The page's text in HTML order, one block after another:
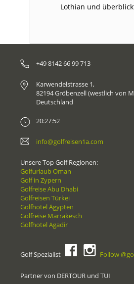
Lothian und
+49 8142 66 99 713
Karwendelstrasse 1,
82194 Gröbenzell (westlich von
Deutschland
20:27:52
info@golfreisen1a.com
Unsere Top Golf Regionen:
Golfurlaub Oman
Golf in Zypern
Golfreise Abu Dhabi
Golfreisen Türkei
Golfhotel Ägypten
Golfreise Marrakesch
Golfhotel Agadir
Golf Spezialist Follow
Partner von DERTOUR und TUI